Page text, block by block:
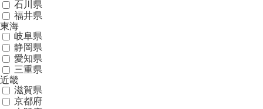
石川県
福井県
東海
岐阜県
静岡県
愛知県
三重県
近畿
滋賀県
京都府